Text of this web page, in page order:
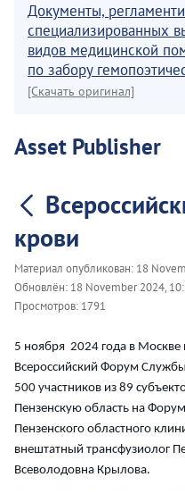
Документы,
специализированных
видов медицинской
по забору
[Скачать оригинал]
Asset Publisher
крови
Материал опубликован: 18
Обновлён: 18 November 2024,
Просмотров: 1791
5 ноября 2024 года в
Всероссийский Форум
500 участников из 89
Пензенскую область на
Пензенского областного
внештатный трансфузиолог
Всеволодовна Крылова.